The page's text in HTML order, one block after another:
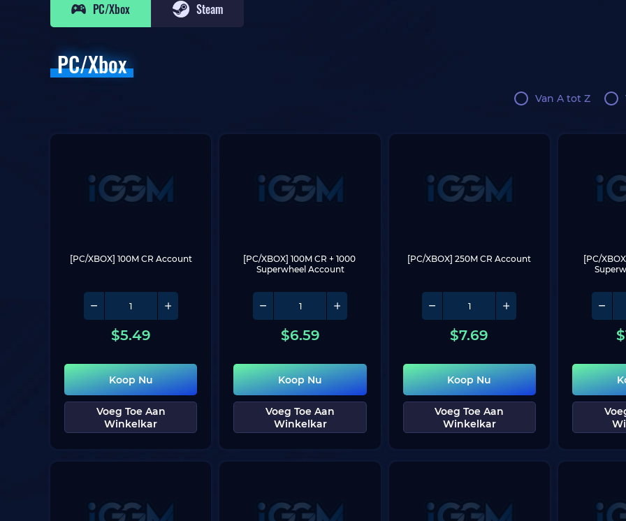
PC/Xbox Steam
PC/Xbox
Van A tot Z
[PC/XBOX] 100M CR Account
$5.49
Koop Nu
Voeg Toe Aan
Winkelkar
[PC/XBOX] 100M CR + 1000
Superwheel Account
$6.59
Koop Nu
Voeg Toe Aan
Winkelkar
[PC/XBOX] 250M CR Account
$7.69
Koop Nu
Voeg Toe Aan
Winkelkar
[PC/
$